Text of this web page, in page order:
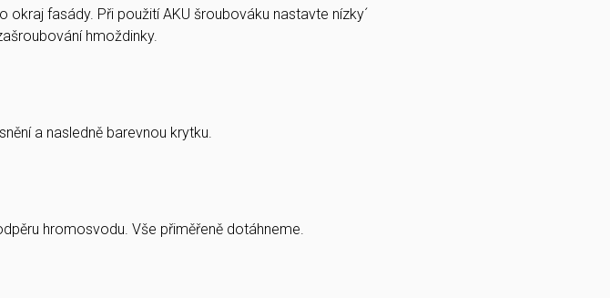
okraj fasády. Při použití AKU šroubováku nastavte nízky´
hmoždinky.
a nasledně barevnou krytku.
hromosvodu. Vše přiměřeně dotáhneme.